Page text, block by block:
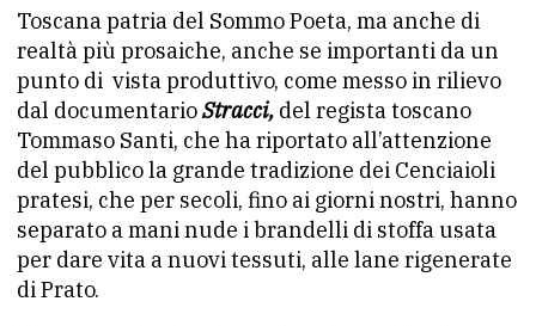
Toscana patria del Sommo Poeta, ma anche di
realtà più prosaiche, anche se importanti da un
punto di vista produttivo, come messo in rilievo
dal documentarioStracci, del regista toscano
Tommaso Santi, che ha riportato all’attenzione
del pubblico la grande tradizione dei Cenciaioli
pratesi, che per secoli, fino ai giorni nostri, hanno
separato a mani nude i brandelli di stoffa usata
per dare vita a nuovi tessuti, alle lane rigenerate
di Prato.